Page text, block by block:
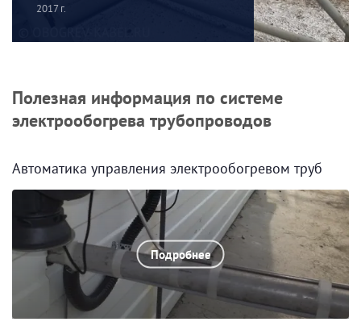
2017 г.
Полезная информация по системе
электрообогрева трубопроводов
Автоматика управления электрообогревом труб
Подробнее